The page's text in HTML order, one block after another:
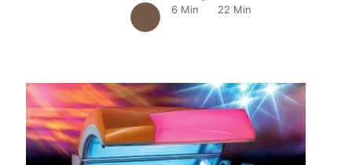
6 Min 22 Min